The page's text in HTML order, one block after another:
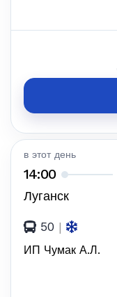
в этот день
14:00
Луганск
50 |
ИП Чумак А.Л.